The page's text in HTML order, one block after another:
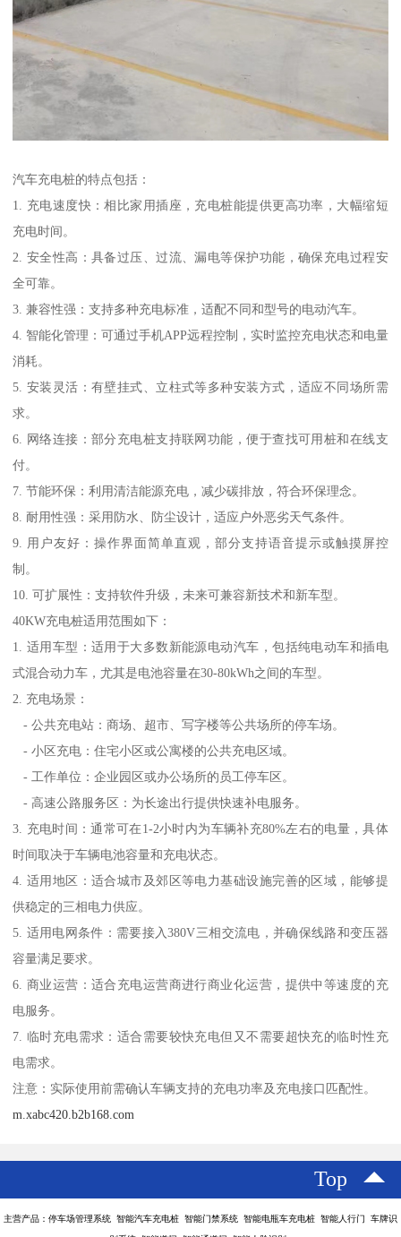
汽车充电桩的特点包括：
1. 充电速度快：相比家用插座，充电桩能提供更高功率，大幅缩短
充电时间。
2. 安全性高：具备过压、过流、漏电等保护功能，确保充电过程安
全可靠。
3. 兼容性强：支持多种充电标准，适配不同和型号的电动汽车。
4. 智能化管理：可通过手机APP远程控制，实时监控充电状态和电量
消耗。
5. 安装灵活：有壁挂式、立柱式等多种安装方式，适应不同场所需
求。
6. 网络连接：部分充电桩支持联网功能，便于查找可用桩和在线支
付。
7. 节能环保：利用清洁能源充电，减少碳排放，符合环保理念。
8. 耐用性强：采用防水、防尘设计，适应户外恶劣天气条件。
9. 用户友好：操作界面简单直观，部分支持语音提示或触摸屏控
制。
10. 可扩展性：支持软件升级，未来可兼容新技术和新车型。
40KW充电桩适用范围如下：
1. 适用车型：适用于大多数新能源电动汽车，包括纯电动车和插电
式混合动力车，尤其是电池容量在30-80kWh之间的车型。
2. 充电场景：
- 公共充电站：商场、超市、写字楼等公共场所的停车场。
- 小区充电：住宅小区或公寓楼的公共充电区域。
- 工作单位：企业园区或办公场所的员工停车区。
- 高速公路服务区：为长途出行提供快速补电服务。
3. 充电时间：通常可在1-2小时内为车辆补充80%左右的电量，具体
时间取决于车辆电池容量和充电状态。
4. 适用地区：适合城市及郊区等电力基础设施完善的区域，能够提
供稳定的三相电力供应。
5. 适用电网条件：需要接入380V三相交流电，并确保线路和变压器
容量满足要求。
6. 商业运营：适合充电运营商进行商业化运营，提供中等速度的充
电服务。
7. 临时充电需求：适合需要较快充电但又不需要超快充的临时性充
电需求。
注意：实际使用前需确认车辆支持的充电功率及充电接口匹配性。
m.xabc420.b2b168.com
Top
主营产品：停车场管理系统 智能汽车充电桩 智能门禁系统 智能电瓶车充电桩 智能人行门 车牌识